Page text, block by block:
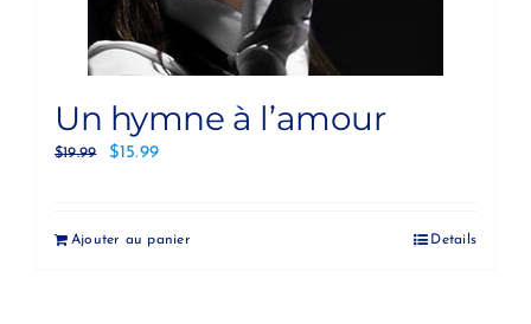
Un hymne à l’amour
$19.99 $15.99
Ajouter au panier Details